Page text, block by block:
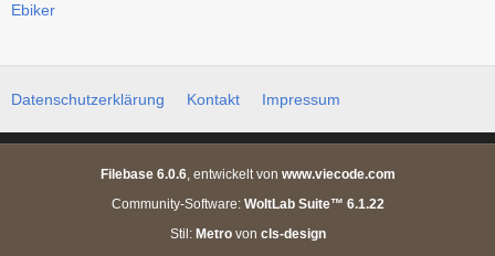
Ebiker
Datenschutzerklärung Kontakt Impressum
Filebase 6.0.6, entwickelt von www.viecode.com
Community-Software: WoltLab Suite™ 6.1.22
Stil: Metrovon cls-design